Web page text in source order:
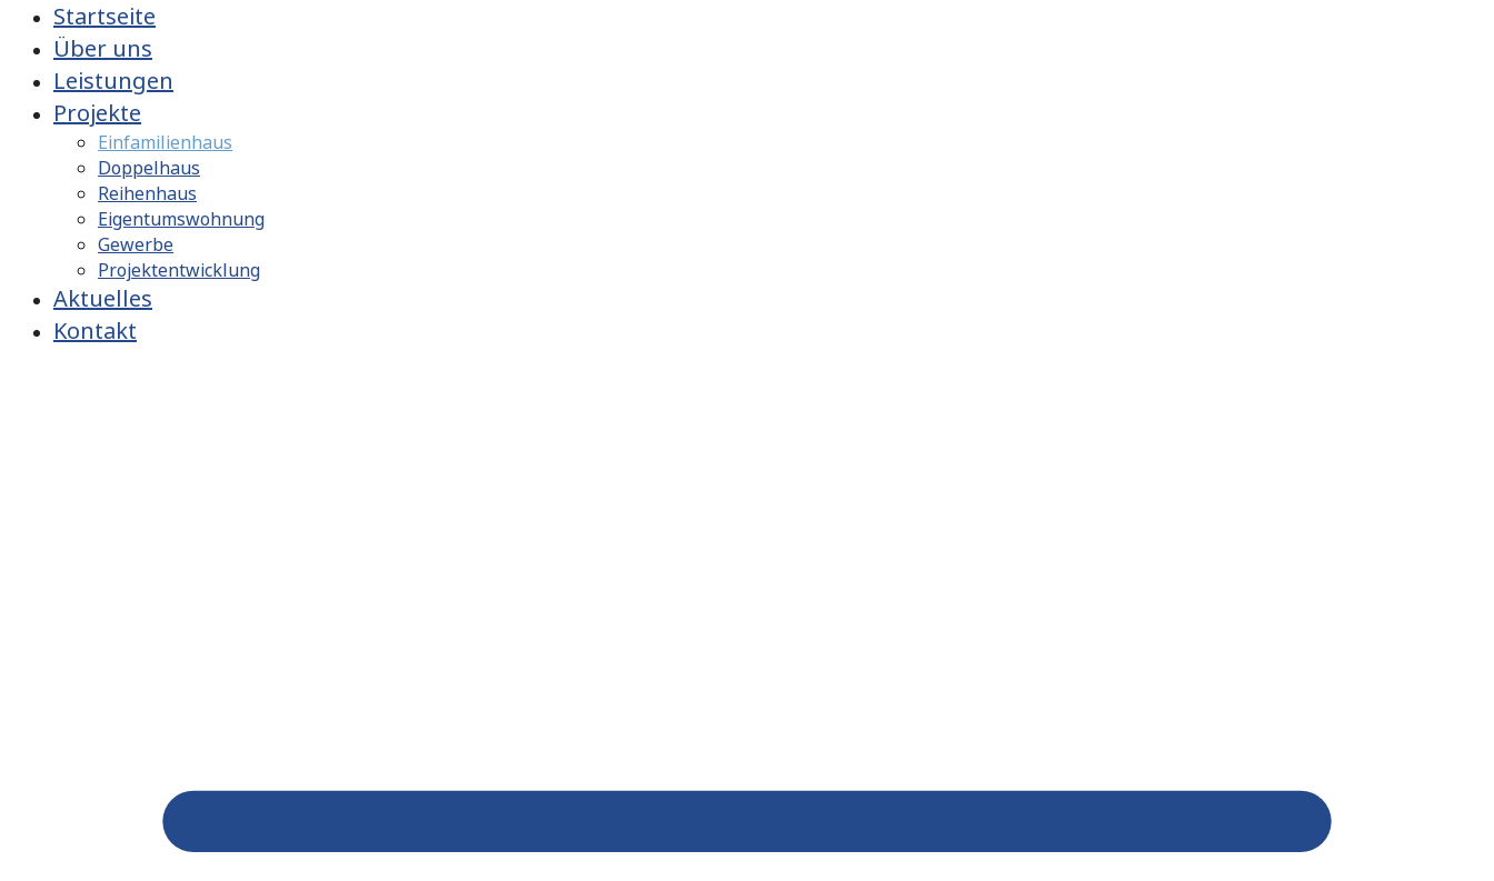
Startseite
Über uns
Leistungen
Projekte
Einfamilienhaus
Doppelhaus
Reihenhaus
Eigentumswohnung
Gewerbe
Projektentwicklung
Aktuelles
Kontakt